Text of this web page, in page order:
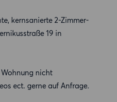
kernsanierte 2-Zimmer-
19 in
nicht
ect. gerne auf Anfrage.